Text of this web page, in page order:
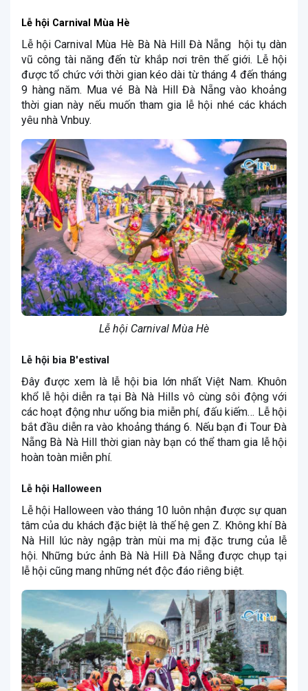
Lễ hội Carnival Mùa Hè
Lễ hội Carnival Mùa Hè Bà Nà Hill Đà Nẵng hội tụ dàn
vũ công tài năng đến từ khắp nơi trên thế giới. Lễ hội
được tổ chức với thời gian kéo dài từ tháng 4 đến tháng
9 hàng năm. Mua vé Bà Nà Hill Đà Nẵng vào khoảng
thời gian này nếu muốn tham gia lễ hội nhé các khách
yêu nhà Vnbuy.
Lễ hội Carnival Mùa Hè
Lễ hội bia B'estival
Đây được xem là lễ hội bia lớn nhất Việt Nam. Khuôn
khổ lễ hội diễn ra tại Bà Nà Hills vô cùng sôi động với
các hoạt động như uống bia miễn phí, đấu kiếm… Lễ hội
bắt đầu diễn ra vào khoảng tháng 6. Nếu bạn đi Tour Đà
Nẵng Bà Nà Hill thời gian này bạn có thể tham gia lễ hội
hoàn toàn miễn phí.
Lễ hội Halloween
Lễ hội Halloween vào tháng 10 luôn nhận được sự quan
tâm của du khách đặc biệt là thế hệ gen Z. Không khí Bà
Nà Hill lúc này ngập tràn mùi ma mị đặc trưng của lễ
hội. Những bức ảnh Bà Nà Hill Đà Nẵng được chụp tại
lễ hội cũng mang những nét độc đáo riêng biệt.